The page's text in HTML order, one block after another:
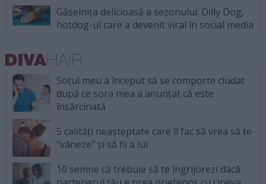
Găselnița delicioasă a sezonului: Dilly Dog,
hotdog-ul care a devenit viral în social media
Soțul meu a început să se comporte ciudat
după ce sora mea a anunțat că este
însărcinată
5 calități neașteptate care îl fac să vrea să te
"vâneze" și să fii a lui
10 semne că trebuie să te îngrijorezi dacă